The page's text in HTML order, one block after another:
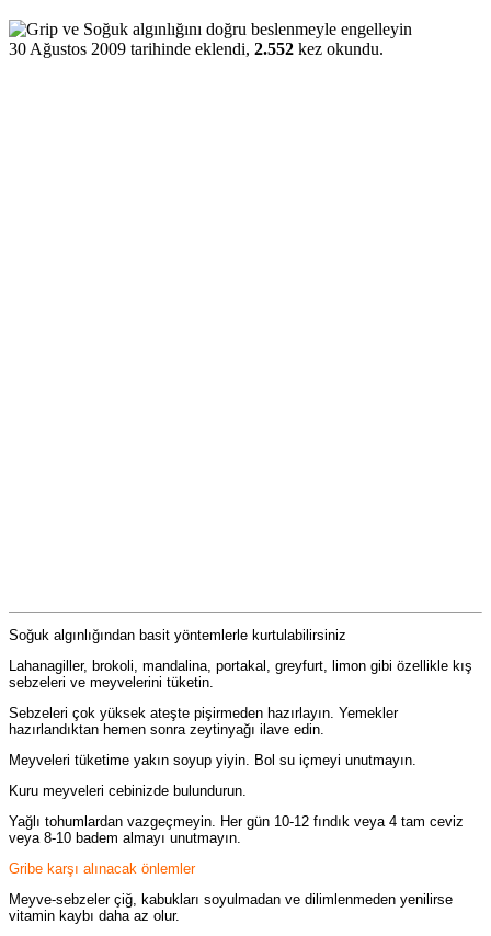
30 Ağustos 2009 tarihinde eklendi, 2.552 kez okundu.
Soğuk algınlığından basit yöntemlerle kurtulabilirsiniz
Lahanagiller, brokoli, mandalina, portakal, greyfurt,
limon gibi özellikle kış
sebzeleri ve meyvelerini tüketin.
Sebzeleri çok yüksek ateşte pişirmeden hazırlayın. Yemekler
hazırlandıktan hemen sonra zeytinyağı ilave edin.
Meyveleri tüketime yakın soyup yiyin. Bol su içmeyi unutmayın.
Kuru meyveleri cebinizde bulundurun.
Yağlı tohumlardan vazgeçmeyin. Her gün 10-12 fındık veya 4 tam ceviz
veya 8-10 badem almayı unutmayın.
Gribe karşı alınacak önlemler
Meyve-sebzeler çiğ, kabukları soyulmadan ve dilimlenmeden yenilirse
vitamin kaybı daha az olur.